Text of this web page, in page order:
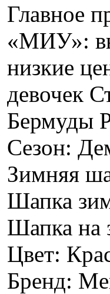
Главное
«МИУ»:
низкие
девочек
Бермуды
Сезон:
Зимняя
Шапка
Шапка на
Цвет:
Бренд: